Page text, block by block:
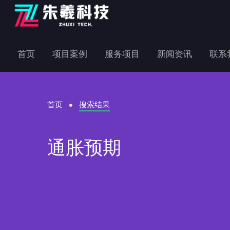
首页 项目案例 服务项目 新闻资讯 联系
首页 搜索结果
通胀预期